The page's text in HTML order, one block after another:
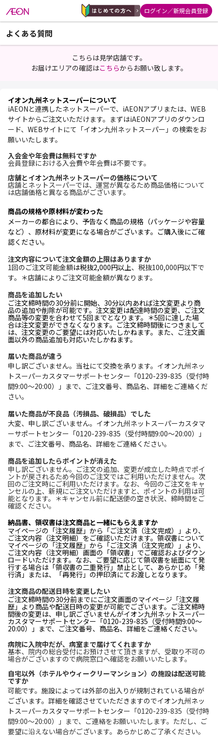
ログイン／新規会員登録
よくある質問
こちらは見学店舗です。
お届けエリアの確認はこちらからお願い致します。
イオン九州ネットスーパーについて
iAEONと連携したネットスーパーで、iAEONアプリまたは、WEB
サイトからご注文いただけます。まずはiAEONアプリのダウンロ
ード、WEBサイトにて「イオン九州ネットスーパー」の検索をお
願いいたします。
入会金や年会費は無料ですか
会員登録における入会費や年会費は不要です。
店舗とイオン九州ネットスーパーの価格について
店舗とネットスーパーでは、運営が異なるため商品価格について
は店舗価格と異なる商品がございます。
商品の規格や原材料が変わった
メーカーの都合により、予告なく商品の規格（パッケージや容量
など）、原材料が変更になる場合がございます。ご購入後にご確
認ください。
注文内容について注文金額の上限はありますか
1回のご注文可能金額は税抜2,000円以上、税抜100,000円以下で
す。＊店舗によりご注文可能金額が異なります。
商品を追加したい
ご注文締時間の30分前に開始、30分以内あれば注文変更より商
品の追加や削除が可能です。注文変更は配達時間の変更、ご注文
商品等の変更を合わせて5回までとなります。＊5回に達した場
合は注文変更ができなくなります。ご注文締時間後につきまして
は、注文変更のご要望には対応いたしかねます。また、ご注文画
面以外の商品追加も対応いたしかねます。
届いた商品が違う
申し訳ございません。当社にて交換を承ります。イオン九州ネッ
トスーパーカスタマーサポートセンター「0120-239-835（受付時
間9:00～20:00）」まで、ご注文番号、商品名、詳細をご連絡くだ
さい。
届いた商品が不良品（汚損品、破損品）でした
大変、申し訳ございません。イオン九州ネットスーパーカスタマ
ーサポートセンター「0120-239-835（受付時間9:00～20:00）」
まで、ご注文番号、商品名、詳細をご連絡ください。
商品を追加したらポイントが消えた
申し訳ございません。ご注文の追加、変更が成立した時点でポイ
ントが戻されるため今回のご注文ではご利用いただけません。次
回のご注文時にご利用いただけます。なお、今回のご注文をキャ
ンセルの上、新規にご注文いただけますと、ポイントの利用は可
能となります。＊キャンセル前に配送便の空き状況、締時間をご
確認ください。
納品書、領収書は注文商品と一緒にもらえますか
マイページの「注文履歴」から「ご注文済（注文完成）」より、
ご注文内容（注文明細）をご確認いただけます。領収書について
マイページの「注文履歴」から「ご注文済（注文完成）」より、
ご注文内容（注文明細）画面の「領収書」でご確認およびダウン
ロードいただけます。なお、ご要望に応じて領収書を紙面にて発
行する場合は「領収書の二重発行」禁止として、あらかじめ「発
行済」または、「再発行」の押印済にてお渡しとなります。
注文商品の配送日時を変更したい
ご注文締時間の30分前までにご注文画面のマイページ「注文履
歴」より商品や配送日時の変更が可能でございます。ご注文締時
間後の変更は、申し訳ございませんがイオン九州ネットスーパー
カスタマーサポートセンター「0120-239-835（受付時間9:00～
20:00）」まで、ご注文番号、商品名、詳細をご連絡ください。
病院に入院中だが、病室まで届けてくれますか
基本、院内の総合受付にお預けさせて頂きますが、受取り不可の
場合がございますので病院窓口へ確認をお願いいたします。
自宅以外（ホテルやウィークリーマンション）の施設は配送可能
ですか
可能です。施設によっては外部の出入りが規制されている場合が
ございます。詳細を確認させていただきますのでイオン九州ネッ
トスーパーカスタマーサポートセンター 「0120-239-835（受付時
間9:00～20:00）」まで、ご連絡をお願いいたします。ただし、ご
要望に沿えない場合がございます。あらかじめご了承ください。